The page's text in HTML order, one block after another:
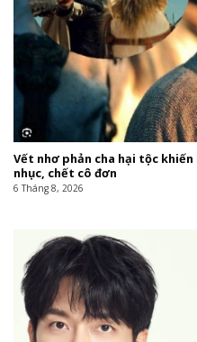
Vết nhơ phản cha hại tộc
nhục, chết cô đơn
6 Tháng 8, 2026